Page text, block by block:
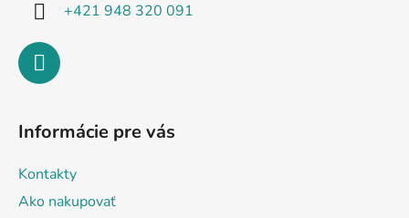
+421 948 320 091
Informácie pre vás
Kontakty
Ako nakupovať